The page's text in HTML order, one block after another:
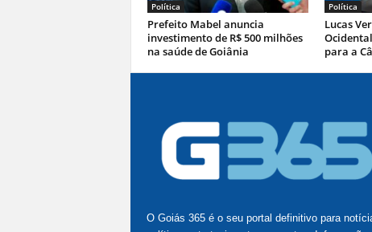
Política
Prefeito Mabel anuncia
investimento de R$ 500 milhões
na saúde de Goiânia
Política
Lucas
para a
O Goiás 365 é o seu portal definitivo para